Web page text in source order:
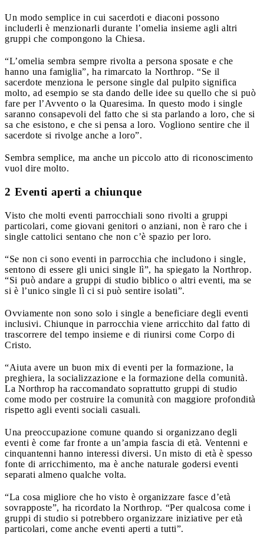
Un modo semplice in cui sacerdoti e diaconi possono
includerli è menzionarli durante l’omelia insieme agli altri
gruppi che compongono la Chiesa.
“L’omelia sembra sempre rivolta a persona sposate e che
hanno una famiglia”, ha rimarcato la Northrop. “Se il
sacerdote menziona le persone single dal pulpito significa
molto, ad esempio se sta dando delle idee su quello che si può
fare per l’Avvento o la Quaresima. In questo modo i single
saranno consapevoli del fatto che si sta parlando a loro, che si
sa che esistono, e che si pensa a loro. Vogliono sentire che il
sacerdote si rivolge anche a loro”.
Sembra semplice, ma anche un piccolo atto di riconoscimento
vuol dire molto.
2 Eventi aperti a chiunque
Visto che molti eventi parrocchiali sono rivolti a gruppi
particolari, come giovani genitori o anziani, non è raro che i
single cattolici sentano che non c’è spazio per loro.
“Se non ci sono eventi in parrocchia che includono i single,
sentono di essere gli unici single lì”, ha spiegato la Northrop.
“Si può andare a gruppi di studio biblico o altri eventi, ma se
si è l’unico single lì ci si può sentire isolati”.
Ovviamente non sono solo i single a beneficiare degli eventi
inclusivi. Chiunque in parrocchia viene arricchito dal fatto di
trascorrere del tempo insieme e di riunirsi come Corpo di
Cristo.
“Aiuta avere un buon mix di eventi per la formazione, la
preghiera, la socializzazione e la formazione della comunità.
La Northrop ha raccomandato soprattutto gruppi di studio
come modo per costruire la comunità con maggiore profondità
rispetto agli eventi sociali casuali.
Una preoccupazione comune quando si organizzano degli
eventi è come far fronte a un’ampia fascia di età. Ventenni e
cinquantenni hanno interessi diversi. Un misto di età è spesso
fonte di arricchimento, ma è anche naturale godersi eventi
separati almeno qualche volta.
“La cosa migliore che ho visto è organizzare fasce d’età
sovrapposte”, ha ricordato la Northrop. “Per qualcosa come i
gruppi di studio si potrebbero organizzare iniziative per età
particolari, come anche eventi aperti a tutti”.